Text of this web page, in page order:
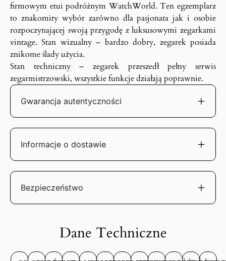
firmowym etui podróżnym WatchWorld. Ten egzemplarz
to znakomity wybór zarówno dla pasjonata jak i osobie
rozpoczynającej swoją przygodę z luksusowymi zegarkami
vintage. Stan wizualny – bardzo dobry, zegarek posiada
znikome ślady użycia.
Stan techniczny – zegarek przeszedł pełny serwis
zegarmistrzowski, wszystkie funkcje działają poprawnie.
Gwarancja autentyczności
Informacje o dostawie
Bezpieczeństwo
Dane Techniczne